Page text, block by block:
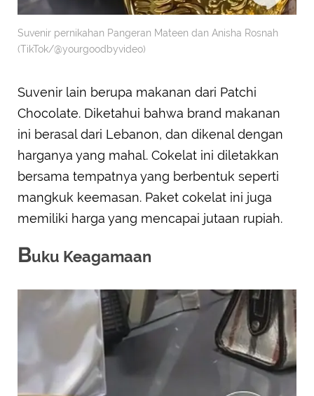
Suvenir pernikahan Pangeran Mateen dan Anisha Rosnah
(TikTok/@yourgoodbyvideo)
Suvenir lain berupa makanan dari Patchi
Chocolate. Diketahui bahwa brand makanan
ini berasal dari Lebanon, dan dikenal dengan
harganya yang mahal. Cokelat ini diletakkan
bersama tempatnya yang berbentuk seperti
mangkuk keemasan. Paket cokelat ini juga
memiliki harga yang mencapai jutaan rupiah.
Buku Keagamaan